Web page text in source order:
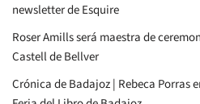
newsletter de Esquire
Roser Amills será maestra de
Castell de Bellver
Crónica de Badajoz | Rebeca Porras